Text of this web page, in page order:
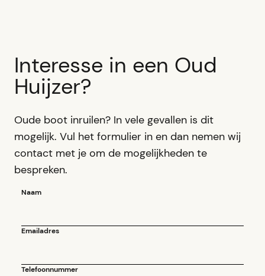
Interesse in een Oud
Huijzer?
Oude boot inruilen? In vele gevallen is dit
mogelijk. Vul het formulier in en dan nemen wij
contact met je om de mogelijkheden te
bespreken.
Naam
Emailadres
Telefoonnummer